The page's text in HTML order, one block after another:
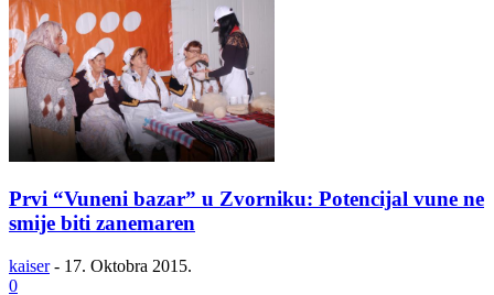
Prvi “Vuneni bazar” u Zvorniku: Potencijal vune ne
smije biti zanemaren
kaiser - 17. Oktobra 2015.
0